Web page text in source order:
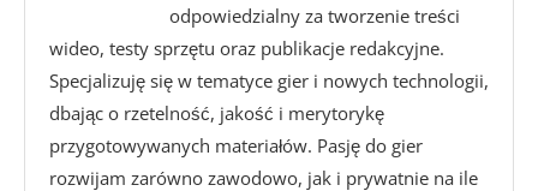
odpowiedzialny za tworzenie treści
wideo, testy sprzętu oraz publikacje redakcyjne.
Specjalizuję się w tematyce gier i nowych technologii,
dbając o rzetelność, jakość i merytorykę
przygotowywanych materiałów. Pasję do gier
rozwijam zarówno zawodowo, jak i prywatnie na ile